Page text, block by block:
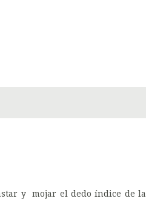
y mojar el dedo índice de la